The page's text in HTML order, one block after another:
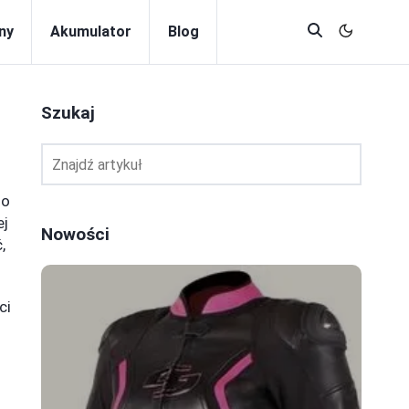
Akumulator Blog
Szukaj
Nowości